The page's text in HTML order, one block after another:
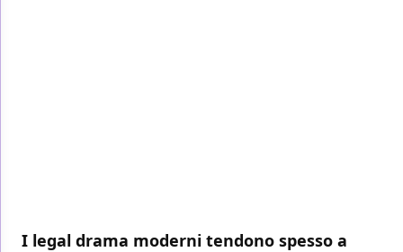
I legal drama moderni tendono spesso a